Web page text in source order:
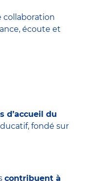
collaboration
écoute et
d’accueil du
fondé sur
contribuent à